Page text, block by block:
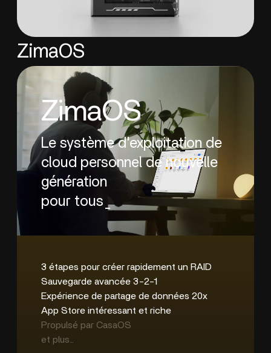
ZimaOS
ZimaOS
Le système d'exploitation de
cloud personnel de nouvelle
génération
pour tous_
3 étapes pour créer rapidement un RAID
Sauvegarde avancée 3-2-1
Expérience de partage de données 20x
App Store intéressant et riche
Propulsé par CasaOS
et plus...